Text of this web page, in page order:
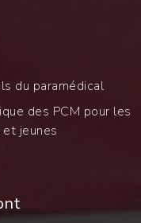
du paramédical
des PCM pour les
jeunes